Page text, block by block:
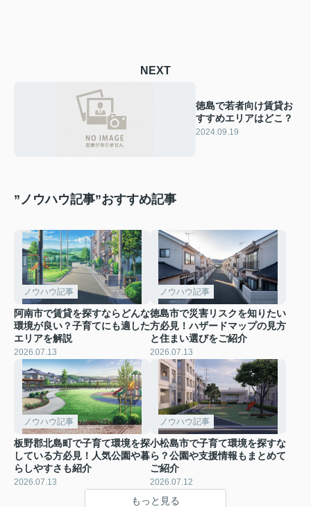
NEXT
徳島で若者向け賃貸お
すすめエリアはどこ？
2024.09.19
”ノウハウ記事”おすすめ記事
ノウハウ記事
阿南市で賃貸を探すならどんな
環境が良い？子育てにも適した
エリアを解説
2026.07.13
ノウハウ記事
徳島市で災害リスクを知りたい
方必見！ハザードマップの見方
と住まい選びをご紹介
2026.07.13
ノウハウ記事
板野郡北島町で子育て環境を探
している方必見！人気公園や暮
らしやすさも紹介
2026.07.13
ノウハウ記事
小松島市で子育て環境を探すな
ら？公園や支援情報もまとめて
ご紹介
2026.07.12
もっと見る